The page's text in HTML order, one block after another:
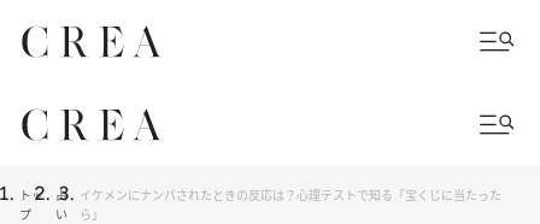
トッ
プ
占
い
イケメンにナンパされたときの反応は？心理テストで知る「宝くじに当たった
ら」